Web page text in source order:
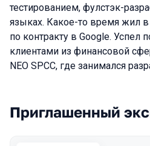
тестированием, фулстэк-
языках. Какое-то время жил
по контракту в Google. Успел
клиентами из финансовой
NEO SPCC, где занимался
Выступления в
Приглашенный